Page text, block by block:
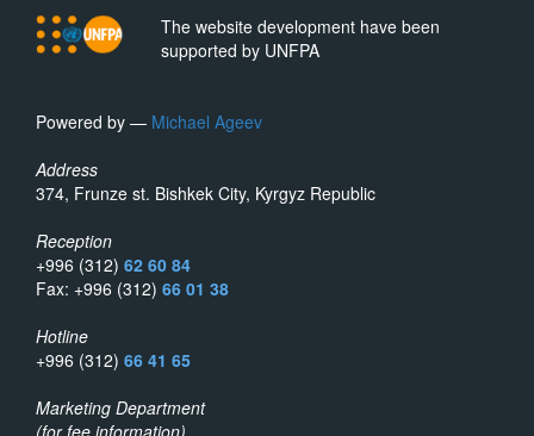
The website development have been
supported by UNFPA
Powered by — Michael Ageev
Address
374, Frunze st. Bishkek City, Kyrgyz Republic
Reception
+996 (312) 62 60 84
Fax: +996 (312) 66 01 38
Hotline
+996 (312) 66 41 65
Marketing Department
(for fee information)